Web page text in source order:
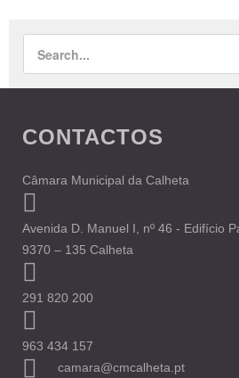
CONTACTOS
Câmara Municipal da Calheta
Avenida D. Manuel I, nº 46 - Edifício
9370 – 135 Calheta
291 820 200
963 434 157
camara@cmcalheta.pt